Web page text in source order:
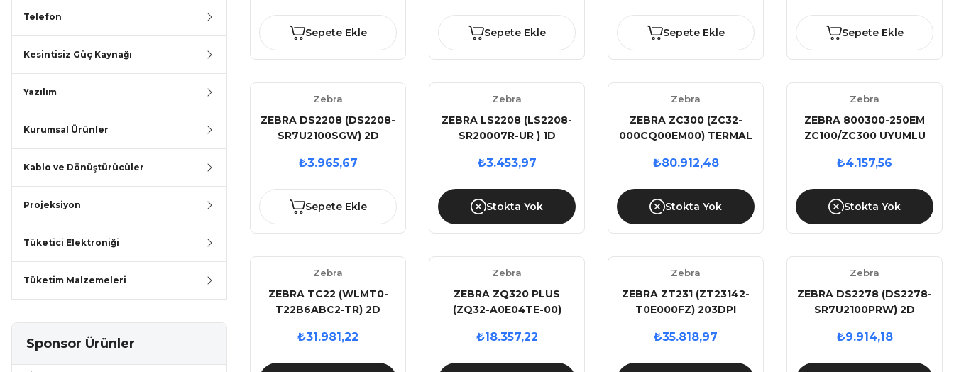
Telefon
Kesintisiz Güç Kaynağı
Yazılım
Kurumsal Ürünler
Kablo ve Dönüştürücüler
Projeksiyon
Tüketici Elektroniği
Tüketim Malzemeleri
Sponsor Ürünler
TERMİNALİ( KABLO-
MUADİL ADAPTÖR
Sepete Ekle
(RİBONLU KULLANIM)
Sepete Ekle
YAZICI (RİBONLU
KULLANIM)
Sepete Ekle
YAZICI (RİBONLU
KULLANIM)
Sepete Ekle
Zebra
ZEBRA DS2208 (DS2208-
SR7U2100SGW) 2D
BARKOD OKUYUCU +
₺3.965,67
Sepete Ekle
Zebra
ZEBRA LS2208 (LS2208-
SR20007R-UR ) 1D
BARKOD OKUYUCU +
₺3.453,97
Stokta Yok
Zebra
ZEBRA ZC300 (ZC32-
000CQ00EM00) TERMAL
USB+ETHERNET ÇİFT
₺80.912,48
Stokta Yok
Zebra
ZEBRA 800300-250EM
ZC100/ZC300 UYUMLU
RENKLİ RİBON
₺4.157,56
Stokta Yok
Zebra
ZEBRA TC22 (WLMT0-
T22B6ABC2-TR) 2D
16MP WIFI+BLUE. 6''
₺31.981,22
Zebra
ZEBRA ZQ320 PLUS
(ZQ32-A0E04TE-00)
BLUETOOTH
₺18.357,22
Zebra
ZEBRA ZT231 (ZT23142-
T0E000FZ) 203DPI
USB+SERİ+ETHERNET
₺35.818,97
Zebra
ZEBRA DS2278 (DS2278-
SR7U2100PRW) 2D
OKUYUCU+ CRADLE
₺9.914,18